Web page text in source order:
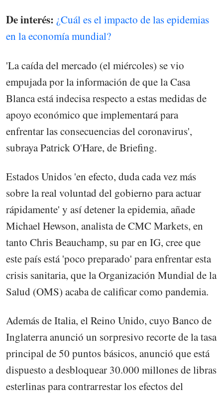
De interés: ¿Cuál es el impacto de las epidemias
en la economía mundial?
'La caída del mercado (el miércoles) se vio
empujada por la información de que la Casa
Blanca está indecisa respecto a estas medidas de
apoyo económico que implementará para
enfrentar las consecuencias del coronavirus',
subraya Patrick O'Hare, de Briefing.
Estados Unidos 'en efecto, duda cada vez más
sobre la real voluntad del gobierno para actuar
rápidamente' y así detener la epidemia, añade
Michael Hewson, analista de CMC Markets, en
tanto Chris Beauchamp, su par en IG, cree que
este país está 'poco preparado' para enfrentar esta
crisis sanitaria, que la Organización Mundial de la
Salud (OMS) acaba de calificar como pandemia.
Además de Italia, el Reino Unido, cuyo Banco de
Inglaterra anunció un sorpresivo recorte de la tasa
principal de 50 puntos básicos, anunció que está
dispuesto a desbloquear 30.000 millones de libras
esterlinas para contrarrestar los efectos del